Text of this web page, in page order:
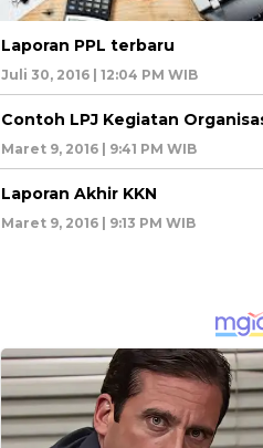
Laporan PPL terbaru
Juli 30, 2016 | 12:04 PM WIB
Contoh LPJ Kegiatan
Maret 9, 2016 | 9:41 PM WIB
Laporan Akhir KKN
Maret 9, 2016 | 9:13 PM WIB